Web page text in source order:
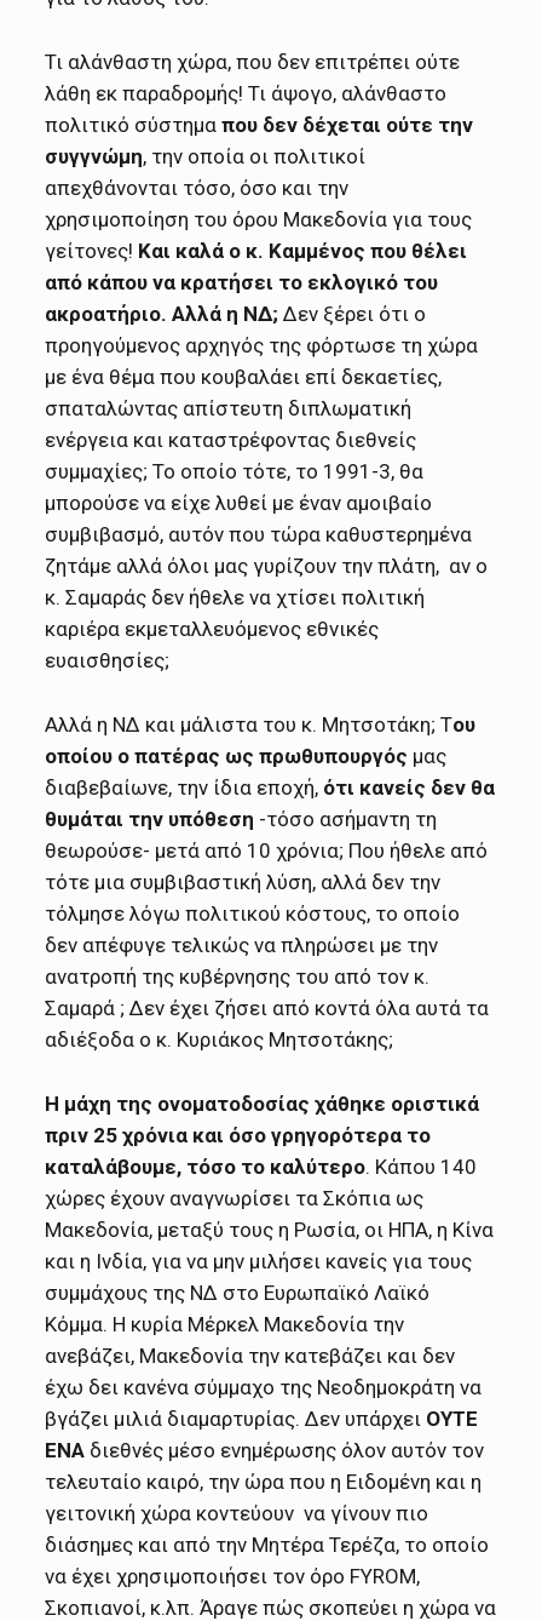
Τι αλάνθαστη χώρα, που δεν επιτρέπει ούτε
λάθη εκ παραδρομής! Τι άψογο, αλάνθαστο
πολιτικό σύστημαπου δεν δέχεται ούτε την
συγγνώμη, την οποία οι πολιτικοί
απεχθάνονται τόσο, όσο και την
χρησιμοποίηση του όρου Μακεδονία για τους
γείτονες! Και καλά ο κ. Καμμένος που θέλει
από κάπου να κρατήσει το εκλογικό του
ακροατήριο. Αλλά η ΝΔ; Δεν ξέρει ότι ο
προηγούμενος αρχηγός της φόρτωσε τη χώρα
με ένα θέμα που κουβαλάει επί δεκαετίες,
σπαταλώντας απίστευτη διπλωματική
ενέργεια και καταστρέφοντας διεθνείς
συμμαχίες; Το οποίο τότε, το 1991-3, θα
μπορούσε να είχε λυθεί με έναν αμοιβαίο
συμβιβασμό, αυτόν που τώρα καθυστερημένα
ζητάμε αλλά όλοι μας γυρίζουν την πλάτη, αν ο
κ. Σαμαράς δεν ήθελε να χτίσει πολιτική
καριέρα εκμεταλλευόμενος εθνικές
ευαισθησίες;
Aλλά η ΝΔ και μάλιστα του κ. Μητσοτάκη; Tου
οποίου ο πατέρας ως πρωθυπουργός μας
διαβεβαίωνε, την ίδια εποχή, ότι κανείς δεν θα
θυμάται την υπόθεση -τόσο ασήμαντη τη
θεωρούσε- μετά από 10 χρόνια; Που ήθελε από
τότε μια συμβιβαστική λύση, αλλά δεν την
τόλμησε λόγω πολιτικού κόστους, το οποίο
δεν απέφυγε τελικώς να πληρώσει με την
ανατροπή της κυβέρνησης του από τον κ.
Σαμαρά ; Δεν έχει ζήσει από κοντά όλα αυτά τα
αδιέξοδα ο κ. Κυριάκος Μητσοτάκης;
Η μάχη της ονοματοδοσίας χάθηκε οριστικά
πριν 25 χρόνια και όσο γρηγορότερα το
καταλάβουμε, τόσο το καλύτερο. Κάπου 140
χώρες έχουν αναγνωρίσει τα Σκόπια ως
Μακεδονία, μεταξύ τους η Ρωσία, οι ΗΠΑ, η Κίνα
και η Ινδία, για να μην μιλήσει κανείς για τους
συμμάχους της ΝΔ στο Ευρωπαϊκό Λαϊκό
Κόμμα. Η κυρία Μέρκελ Μακεδονία την
ανεβάζει, Μακεδονία την κατεβάζει και δεν
έχω δει κανένα σύμμαχο της Νεοδημοκράτη να
βγάζει μιλιά διαμαρτυρίας. Δεν υπάρχει ΟΥΤΕ
ΕΝΑ διεθνές μέσο ενημέρωσης όλον αυτόν τον
τελευταίο καιρό, την ώρα που η Ειδομένη και η
γειτονική χώρα κοντεύουν να γίνουν πιο
διάσημες και από την Μητέρα Τερέζα, το οποίο
να έχει χρησιμοποιήσει τον όρο FYROM,
Σκοπιανοί, κ.λπ. Άραγε πώς σκοπεύει η χώρα να